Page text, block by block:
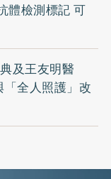
體檢測標記 可
及王友明醫
全人照護」改